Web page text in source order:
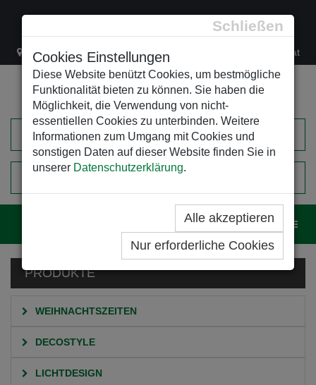
Schließen
Cookies Einstellungen
Diese Website benützt Cookies, um bestmögliche
Funktionalität bieten zu können. Sie haben die
Möglichkeit, die Verwendung von nicht-
essentiellen Cookies zu unterbinden. Weitere
Informationen zum Umgang mit Cookies und
sonstigen Daten auf dieser Website finden Sie in
unserer Datenschutzerklärung.
Alle akzeptieren
Nur erforderliche Cookies
Lacknergasse 78 +43/1/470 37 00 office@leso.at
EINKAUFSWAGEN
PRODUKTE
WEIHNACHTSZEITEN
DECOSTYLE
LICHTDESIGN